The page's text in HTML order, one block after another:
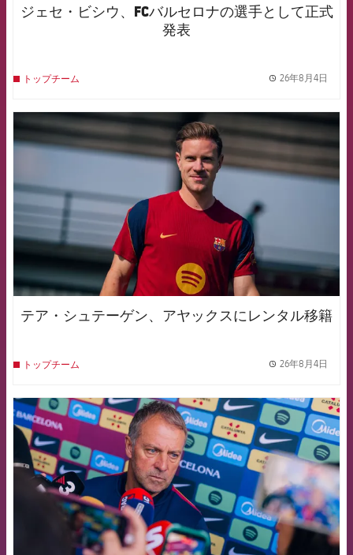
ジェセ・ビシウ、FCバルセロナの選手として正式
発表
トップチーム 26年8月4日
FCB Barcelona badge
テア・シュテーゲン、アヤックスにレンタル移籍
トップチーム 26年8月4日
FCB Barcelona badge